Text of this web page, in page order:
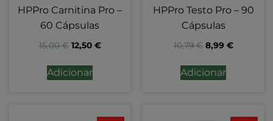
HPPro Carnitina Pro –
60 Cápsulas
15,00€ 12,50 €
Adicionar
HPPro Testo Pro – 90
Cápsulas
10,79€ 8,99 €
Adicionar